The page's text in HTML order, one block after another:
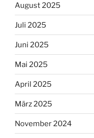
August 2025
Juli 2025
Juni 2025
Mai 2025
April 2025
März 2025
November 2024